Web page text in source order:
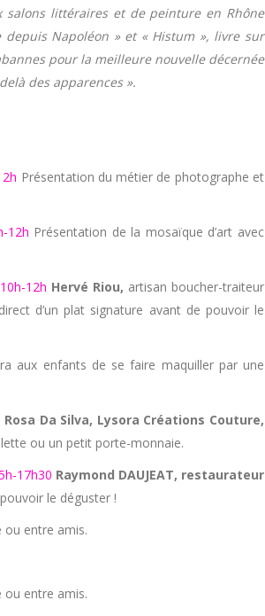
salons littéraires et de peinture en Rhône
Napoléon » et « Histum », livre sur
pour la meilleure nouvelle décernée
des apparences ».
Présentation du métier de photographe et
12h Présentation de la mosaïque d’art avec
10h-12h Hervé Riou, artisan boucher-traiteur
d’un plat signature avant de pouvoir le
aux enfants de se faire maquiller par une
Rosa Da Silva, Lysora Créations Couture,
ou un petit porte-monnaie.
17h30 Raymond DAUJEAT, restaurateur
le déguster !
ou entre amis.
ou entre amis.